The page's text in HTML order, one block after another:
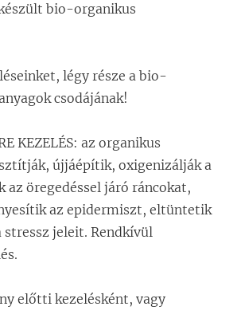
bio-organikus
légy része a bio-
csodájának!
KEZELÉS: az organikus
újjáépítik, oxigenizálják a
az öregedéssel járó ráncokat,
az epidermiszt, eltüntetik
stressz jeleit. Rendkívül
előtti kezelésként, vagy